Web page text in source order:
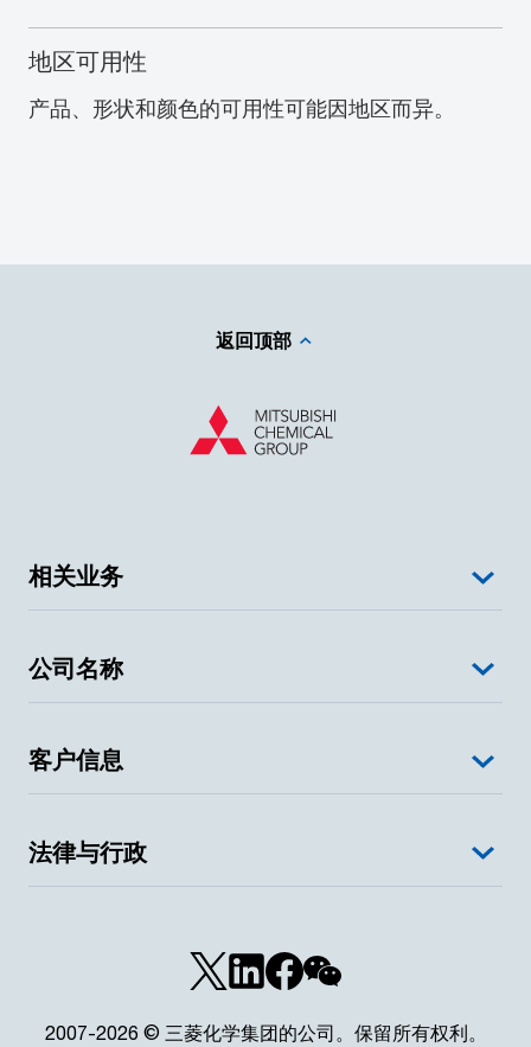
地区可用性
产品、形状和颜色的可用性可能因地区而异。
返回顶部
相关业务
公司名称
客户信息
法律与行政
2007-2026 © 三菱化学集团的公司。保留所有权利。